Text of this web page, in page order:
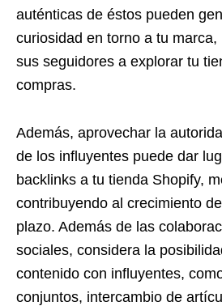
auténticas de éstos pueden
curiosidad en torno a tu
sus seguidores a explorar tu
compras.
Además, aprovechar la
de los influyentes puede dar
backlinks a tu tienda Shopify,
contribuyendo al crecimiento
plazo. Además de las
sociales, considera la
contenido con influyentes,
conjuntos, intercambio de